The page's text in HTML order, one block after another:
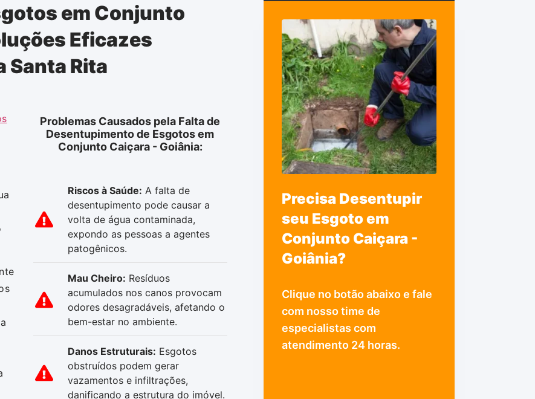
em Conjunto
Eficazes
Santa Rita
Problemas Causados pela Falta de
Desentupimento de Esgotos em
Conjunto Caiçara - Goiânia:
Riscos à Saúde: A falta de
desentupimento pode causar a
volta de água contaminada,
expondo as pessoas a agentes
patogênicos.
Mau Cheiro: Resíduos
acumulados nos canos provocam
odores desagradáveis, afetando o
bem-estar no ambiente.
Danos Estruturais: Esgotos
obstruídos podem gerar
vazamentos e infiltrações,
danificando a estrutura do imóvel.
Precisa Desentupir
seu Esgoto em
Conjunto Caiçara -
Goiânia?
Clique no botão abaixo e fale
com nosso time de
especialistas com
atendimento 24 horas.